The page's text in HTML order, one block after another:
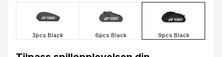
3pcs Black 6pcs Black 9pcs Black